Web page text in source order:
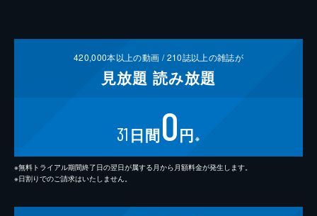
420,000本以上の動画 /210誌以上の雑誌が
見放題 読み放題
31 日間0円 ※
※無料トライアル期間終了日の翌日が属する月から月額料金が発生します。
※日割りでのご請求はいたしません。